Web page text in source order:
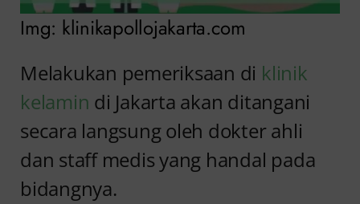
Img: klinikapollojakarta.com
Melakukan pemeriksaan di klinik
kelamin di Jakarta akan ditangani
secara langsung oleh dokter ahli
dan staff medis yang handal pada
bidangnya.